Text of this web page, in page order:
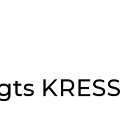
KRESS